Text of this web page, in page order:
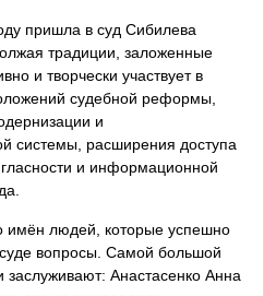
пришла в суд Сибилева
традиции, заложенные
и творчески участвует в
судебной реформы,
и
системы, расширения доступа
и информационной
имён людей, которые успешно
вопросы. Самой большой
заслуживают: Анастасенко Анна